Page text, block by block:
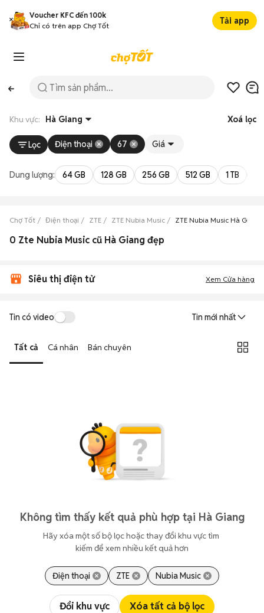
Voucher KFC đến 100k
Chỉ có trên app Chợ Tốt
Tải app
Khu vực: Hà Giang Xoá lọc
Lọc Điện thoại 67 Giá
Dung lượng: 64 GB 128 GB 256 GB 512 GB 1 TB
Chợ Tốt Điện thoại ZTE ZTE Nubia Music ZTE Nubia Music Hà Giang
0 Zte Nubia Music cũ Hà Giang đẹp
Siêu thị điện tử Xem Cửa hàng
Tin có video Tin mới nhất
Tất cả Cá nhân Bán chuyên
Không tìm thấy kết quả phù hợp tại Hà Giang
Hãy xóa một số bộ lọc hoặc thay đổi khu vực tìm
kiếm để xem nhiều kết quả hơn
Điện thoại ZTE Nubia Music
Đổi khu vực Xóa tất cả bộ lọc